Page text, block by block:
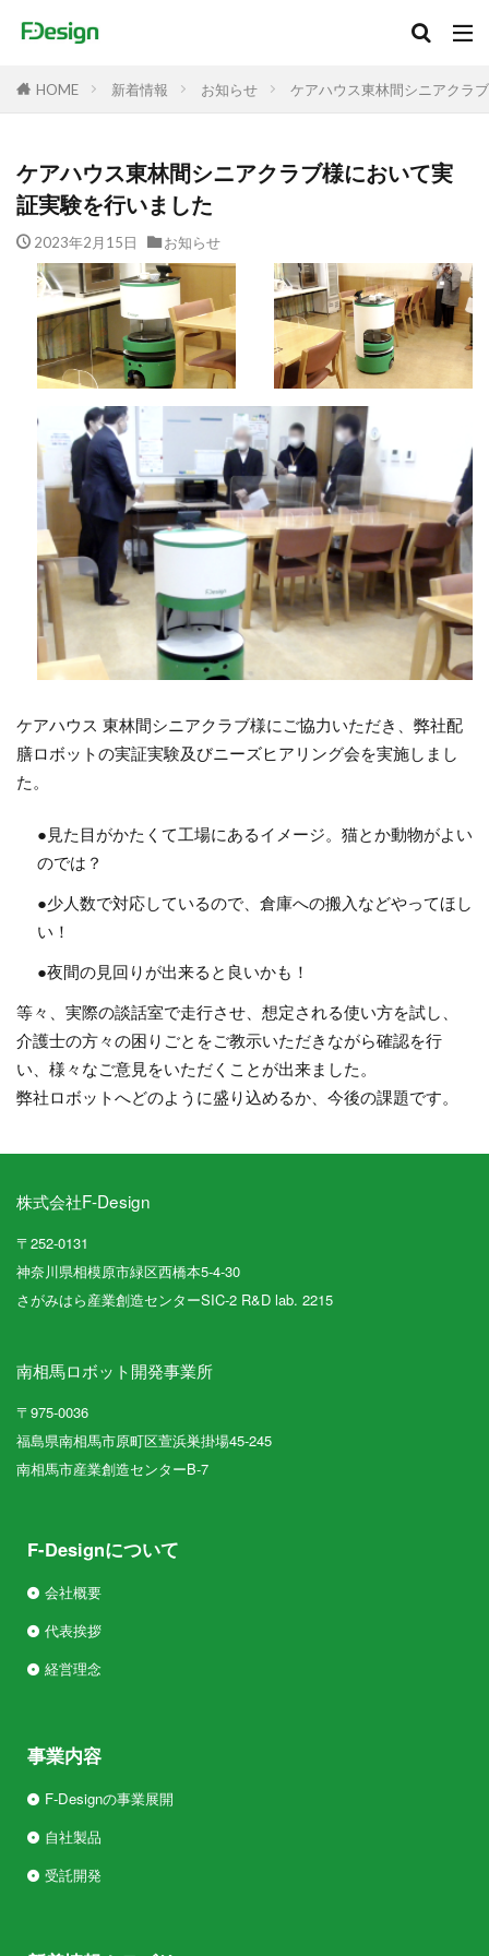
HOME 新着情報 お知らせ ケアハウス東林間シニアクラ
ケアハウス東林間シニアクラブ様において実
証実験を行いました
2023年2月15日 お知らせ
ケアハウス 東林間シニアクラブ様にご協力いただき、弊社配
膳ロボットの実証実験及びニーズヒアリング会を実施しまし
た。
●見た目がかたくて工場にあるイメージ。猫とか動物がよい
のでは？
●少人数で対応しているので、倉庫への搬入などやってほし
い！
●夜間の見回りが出来ると良いかも！
等々、実際の談話室で走行させ、想定される使い方を試し、
介護士の方々の困りごとをご教示いただきながら確認を行
い、様々なご意見をいただくことが出来ました。
弊社ロボットへどのように盛り込めるか、今後の課題です。
株式会社F-Design
〒252-0131
神奈川県相模原市緑区西橋本5-4-30
さがみはら産業創造センターSIC-2 R&D lab. 2215
南相馬ロボット開発事業所
〒975-0036
福島県南相馬市原町区萱浜巣掛場45-245
南相馬市産業創造センターB-7
F-Designについて
会社概要
代表挨拶
経営理念
事業内容
F-Designの事業展開
自社製品
受託開発